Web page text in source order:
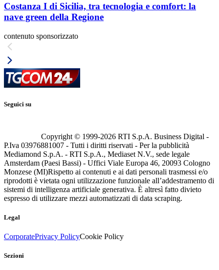
Costanza I di Sicilia, tra tecnologia e comfort: la
nave green della Regione
contenuto sponsorizzato
Seguici su
Copyright © 1999-2026 RTI S.p.A. Business Digital -
P.Iva 03976881007 - Tutti i diritti riservati - Per la pubblicità
Mediamond S.p.A. - RTI S.p.A., Mediaset N.V., sede legale
Amsterdam (Paesi Bassi) - Uffici Viale Europa 46, 20093 Cologno
Monzese (MI)Rispetto ai contenuti e ai dati personali trasmessi e/o
riprodotti è vietata ogni utilizzazione funzionale all’addestramento di
sistemi di intelligenza artificiale generativa. È altresì fatto divieto
espresso di utilizzare mezzi automatizzati di data scraping.
Legal
CorporatePrivacy PolicyCookie Policy
Sezioni